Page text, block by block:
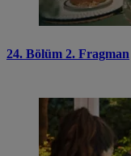
24. Bölüm 2. Fragman